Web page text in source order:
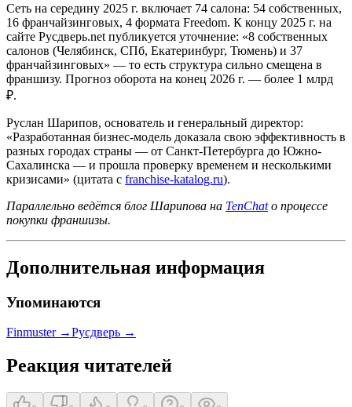
Сеть на середину 2025 г. включает 74 салона: 54 собственных,
16 франчайзинговых, 4 формата Freedom. К концу 2025 г. на
сайте Русдверь.net публикуется уточнение: «8 собственных
салонов (Челябинск, СПб, Екатеринбург, Тюмень) и 37
франчайзинговых» — то есть структура сильно смещена в
франшизу. Прогноз оборота на конец 2026 г. — более 1 млрд
₽.
Руслан Шарипов, основатель и генеральный директор:
«Разработанная бизнес-модель доказала свою эффективность в
разных городах страны — от Санкт-Петербурга до Южно-
Сахалинска — и прошла проверку временем и несколькими
кризисами» (цитата с franchise-katalog.ru).
Параллельно ведётся блог Шарипова на TenChatо процессе
покупки франшизы.
Дополнительная информация
Упоминаются
Finmuster→Русдверь →
Реакция читателей